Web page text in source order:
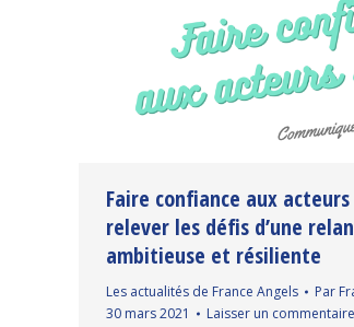
Faire confiance aux
relever les défis d’une
ambitieuse et résiliente
Les actualités de France Angels Par
30 mars 2021
Laisser un commentaire